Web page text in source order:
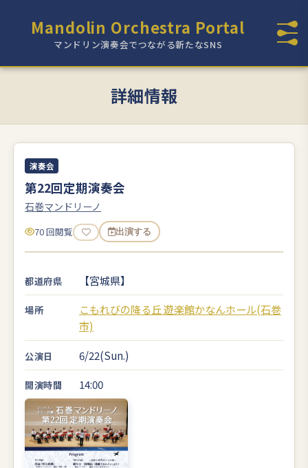
Mandolin Orchestra Portal
マンドリン演奏会でつながる新たなSNS
詳細情報
演奏会
第22回定期演奏会
石巻マンドリーノ
70 回閲覧 出演する
都道府県 【宮城県】
場所
こもれびの降る丘 遊楽館かなんホール(石巻
市)
公演日 6/22(Sun.)
開演時間 14:00